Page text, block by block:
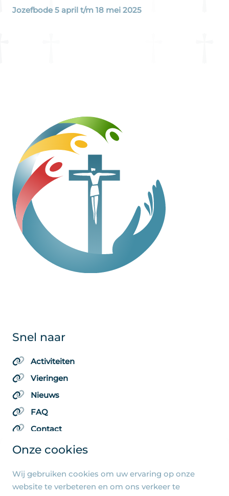
Onze cookies
Wij gebruiken cookies om uw ervaring op onze
website te verbeteren en om ons verkeer te
Jozefbode 5 april t/m 18 mei 2025
Snel naar
Activiteiten
Vieringen
Nieuws
FAQ
Contact
Algemene pagina's